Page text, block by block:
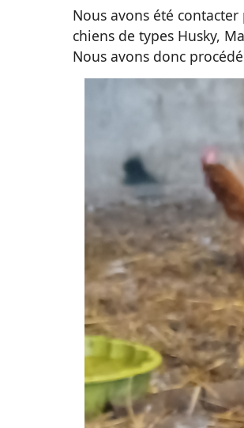
Nous avons été
chiens de types Husky,
Nous avons donc